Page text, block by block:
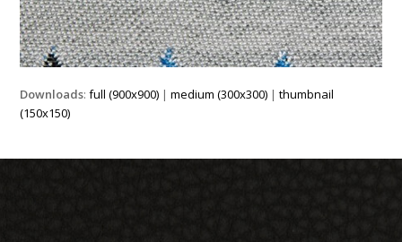
Downloads:full (900x900) |medium (300x300) |thumbnail
(150x150)